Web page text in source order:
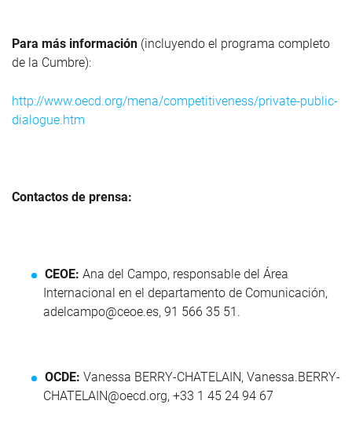
Para más información (incluyendo el programa completo
de la Cumbre):
http://www.oecd.org/mena/competitiveness/private-public-
dialogue.htm
Contactos de prensa:
CEOE: Ana del Campo, responsable del Área
Internacional en el departamento de Comunicación,
adelcampo@ceoe.es, 91 566 35 51.
OCDE: Vanessa BERRY-CHATELAIN, Vanessa.BERRY-
CHATELAIN@oecd.org, +33 1 45 24 94 67